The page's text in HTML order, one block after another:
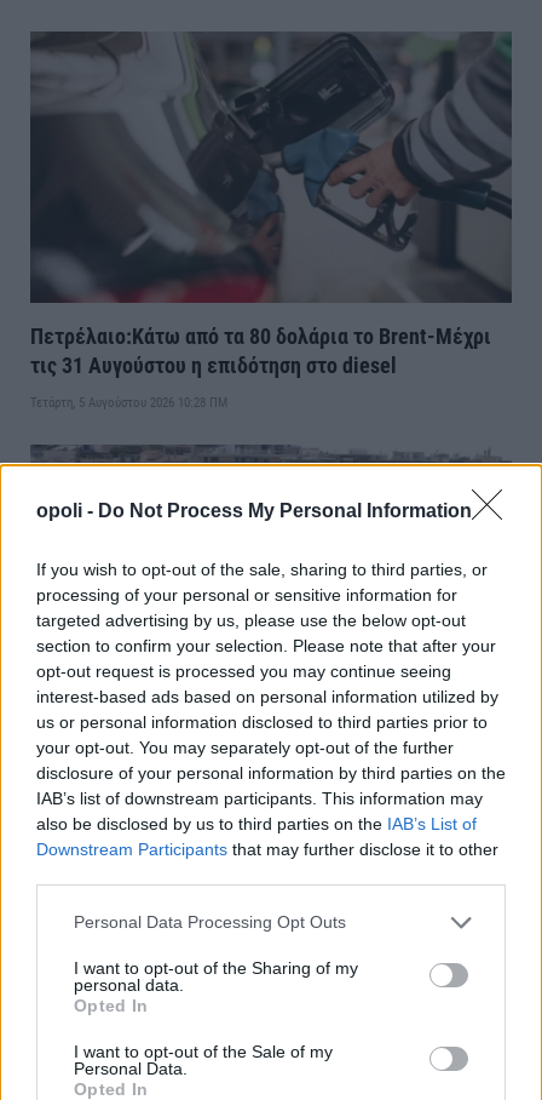
opoli - Do Not Process My Personal Information
If you wish to opt-out of the sale, sharing to third parties, or
processing of your personal or sensitive information for
targeted advertising by us, please use the below opt-out
section to confirm your selection. Please note that after your
opt-out request is processed you may continue seeing
interest-based ads based on personal information utilized by
us or personal information disclosed to third parties prior to
your opt-out. You may separately opt-out of the further
disclosure of your personal information by third parties on the
IAB’s list of downstream participants. This information may
also be disclosed by us to third parties on the IAB’s List of
Downstream Participants that may further disclose it to other
Personal Data Processing Opt Outs
I want to opt-out of the Sharing of my
personal data.
Opted In
I want to opt-out of the Sale of my
Personal Data.
Opted In
Πετρέλαιο:Κάτω από τα 80 δολάρια το Brent-Μέχρι
τις 31 Αυγούστου η επιδότηση στο diesel
Τετάρτη, 5 Αυγούστου 2026 10:28 ΠΜ
Ενοίκια: Τέλος στις πληρωμές με μετρητά από 1η
Οκτώβρη, οι υποχρεώσεις και οι κυρώσεις που
έρχονται
Παρασκευή, 31 Ιουλίου 2026 9:45 ΠΜ